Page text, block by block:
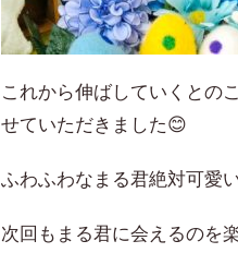
これから伸ばしていくとの
せていただきました😊
ふわふわなまる君絶対可愛
次回もまる君に会えるのを